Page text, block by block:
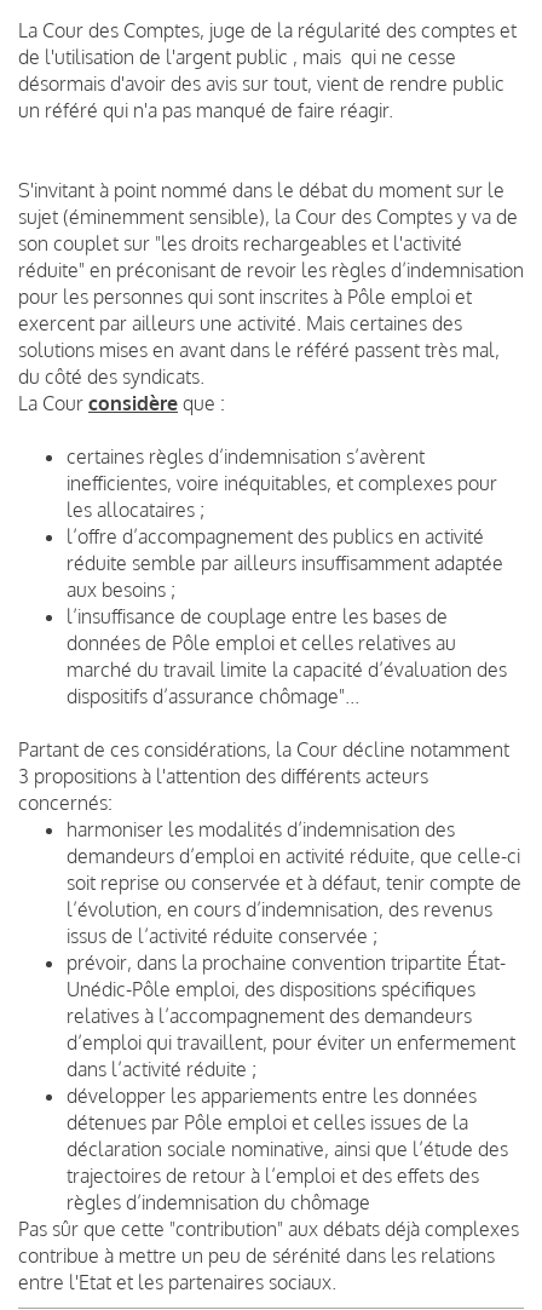
La Cour des Comptes, juge de la régularité des comptes et
de l'utilisation de l'argent public , mais qui ne cesse
désormais d'avoir des avis sur tout, vient de rendre public
un référé qui n'a pas manqué de faire réagir.
S'invitant à point nommé dans le débat du moment sur le
sujet (éminemment sensible), la Cour des Comptes y va de
son couplet sur "les droits rechargeables et l'activité
réduite" en préconisant de revoir les règles d’indemnisation
pour les personnes qui sont inscrites à Pôle emploi et
exercent par ailleurs une activité. Mais certaines des
solutions mises en avant dans le référé passent très mal,
du côté des syndicats.
La Cour considère que :
certaines règles d’indemnisation s’avèrent
inefficientes, voire inéquitables, et complexes pour
les allocataires ;
l’offre d’accompagnement des publics en activité
réduite semble par ailleurs insuffisamment adaptée
aux besoins ;
l’insuffisance de couplage entre les bases de
données de Pôle emploi et celles relatives au
marché du travail limite la capacité d’évaluation des
dispositifs d’assurance chômage"...
Partant de ces considérations, la Cour décline notamment
3 propositions à l'attention des différents acteurs
concernés:
harmoniser les modalités d’indemnisation des
demandeurs d’emploi en activité réduite, que celle-ci
soit reprise ou conservée et à défaut, tenir compte de
l’évolution, en cours d’indemnisation, des revenus
issus de l’activité réduite conservée ;
prévoir, dans la prochaine convention tripartite État-
Unédic-Pôle emploi, des dispositions spécifiques
relatives à l’accompagnement des demandeurs
d’emploi qui travaillent, pour éviter un enfermement
dans l’activité réduite ;
développer les appariements entre les données
détenues par Pôle emploi et celles issues de la
déclaration sociale nominative, ainsi que l’étude des
trajectoires de retour à l’emploi et des effets des
règles d’indemnisation du chômage
Pas sûr que cette "contribution" aux débats déjà complexes
contribue à mettre un peu de sérénité dans les relations
entre l'Etat et les partenaires sociaux.